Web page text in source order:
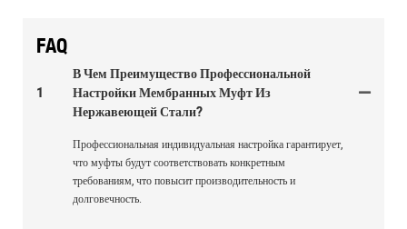
FAQ
1
В Чем Преимущество Профессиональной
Настройки Мембранных Муфт Из
Нержавеющей Стали?
Профессиональная индивидуальная настройка гарантирует,
что муфты будут соответствовать конкретным
требованиям, что повысит производительность и
долговечность.